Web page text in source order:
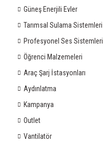
Güneş Enerjili Evler
Tarımsal Sulama Sistemleri
Profesyonel Ses Sistemleri
Öğrenci Malzemeleri
Araç Şarj İstasyonları
Aydınlatma
Kampanya
Outlet
Vantilatör